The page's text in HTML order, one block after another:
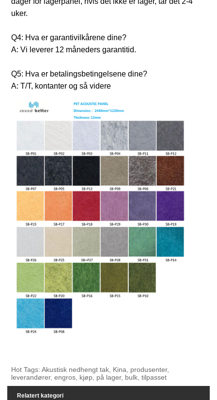
uker.
Q4: Hva er garantivilkårene dine?
A: Vi leverer 12 måneders garantitid.
Q5: Hva er betalingsbetingelsene dine?
A: T/T, kontanter og så videre
Hot Tags: Akustisk nedhengt tak, Kina, produsenter,
leverandører, engros, kjøp, på lager, bulk, tilpasset
Relatert kategori